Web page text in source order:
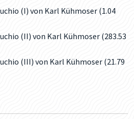
(I) von Karl Kühmoser (1.04
(II) von Karl Kühmoser (283.53
(III) von Karl Kühmoser (21.79